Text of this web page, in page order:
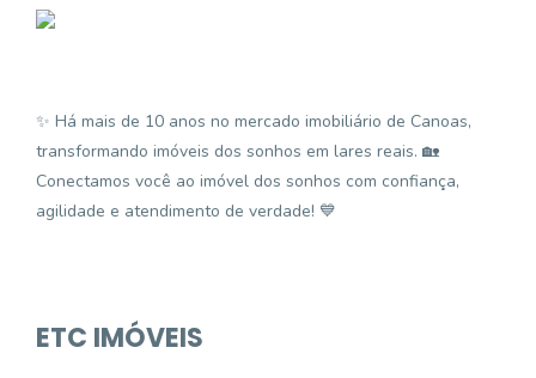
✨ Há mais de 10 anos no mercado imobiliário de Canoas,
transformando imóveis dos sonhos em lares reais. 🏡
Conectamos você ao imóvel dos sonhos com confiança,
agilidade e atendimento de verdade! 💙
ETC IMÓVEIS